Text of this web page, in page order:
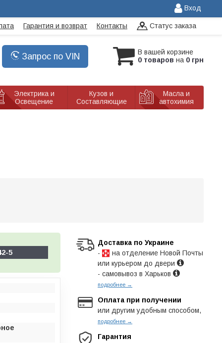
Вход
Гарантия и возврат Контакты Статус заказа
В вашей корзине
0 товаров на 0 грн
Запрос по VIN
Электрика и
Освещение
Кузов и
Составляющие
Масла и
автохимия
5
Доставка по Украине
-
на отделение Новой Почты
или курьером до двери
- самовывоз в Харьков
подробнее →
Оплата при получении
или другим удобным способом,
подробнее →
Гарантия